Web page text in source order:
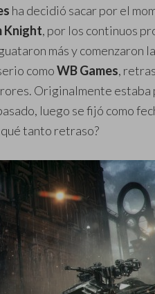
ha decidió sacar por el
Knight, por los continuos
más y comenzaron
comoWB Games,
Originalmente estaba
luego se fijó como
tanto retraso?